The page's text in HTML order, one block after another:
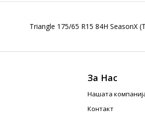
Triangle 175/65 R15 84H SeasonX
За Нас
Нашата
Контакт